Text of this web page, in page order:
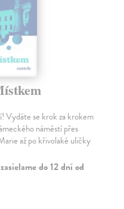
Vydáte se krok za krokem
náměstí přes
až po křivolaké uličky
do 12 dní od